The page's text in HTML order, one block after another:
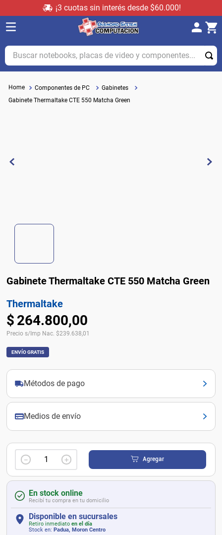
¡3 cuotas sin interés desde $60.000!
Buscar notebooks, placas de video y componentes...
Componentes de PC
Gabinetes
Gabinete Thermaltake CTE 550 Matcha Green
Gabinete Thermaltake CTE 550 Matcha Green
Thermaltake
$ 264.800,00
Precio s/Imp Nac. $239.638,01
ENVÍO GRATIS
Métodos de pago
Medios de envío
＋
－ Agregar
En stock online
Recibí tu compra en tu domicilio
Disponible en sucursales
Retiro inmediato en el día
Stock en: Padua, Moron Centro